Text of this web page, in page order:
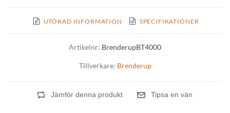
UTÖKAD INFORMATION SPECIFIKATIONER
Artikelnr: BrenderupBT4000
Tillverkare: Brenderup